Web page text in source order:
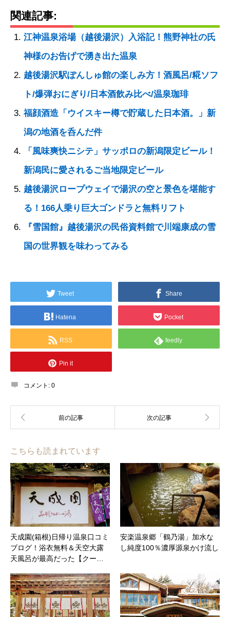
関連記事:
江神温泉浴場（越後湯沢）入浴記！熊野神社の氏
神様のお告げで湧き出た温泉
越後湯沢駅ぽんしゅ館の楽しみ方！酒風呂/糀ソフ
ト/爆弾おにぎり/日本酒飲み比べ/温泉珈琲
福顔酒造「ウイスキー樽で貯蔵した日本酒。」新
潟の地酒を呑んだ件
「風味爽快ニシテ」サッポロの新潟限定ビール！
新潟民に愛されるご当地限定ビール
越後湯沢ロープウェイで湯沢の空と景色を堪能す
る！166人乗り巨大ゴンドラと無料リフト
『雪国館』越後湯沢の民俗資料館で川端康成の雪
国の世界観を味わってみる
Tweet Share
Hatena Pocket
RSS feedly
Pin it
コメント: 0
こちらも読まれています
天成園(箱根)日帰り温泉口コミ
ブログ！浴衣無料＆天空大露
天風呂が最高だった【クー…
安楽温泉郷「鶴乃湯」加水な
し純度100％濃厚源泉かけ流し